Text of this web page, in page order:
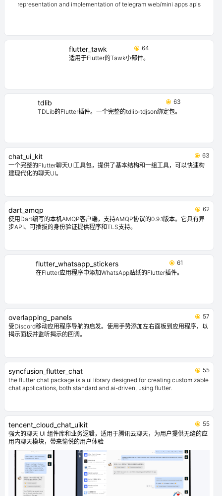
representation and implementation of telegram web/mini apps apis
flutter_tawk
64
适用于Flutter的Tawk小部件。
tdlib
63
TDLib的Flutter插件。一个完整的tdlib-tdjson绑定包。
chat_ui_kit
63
一个完整的Flutter聊天UI工具包，提供了基本结构和一组工具，可以快速构
建现代化的聊天UI。
dart_amqp
62
使用Dart编写的本机AMQP客户端，支持AMQP协议的0.9.1版本。它具有异
步API、可插拔的身份验证提供程序和TLS支持。
flutter_whatsapp_stickers
61
在Flutter应用程序中添加WhatsApp贴纸的Flutter插件。
overlapping_panels
57
受Discord移动应用程序导航的启发。使用手势添加左右面板到应用程序，以
揭示面板并监听揭示的回调。
syncfusion_flutter_chat
55
the flutter chat package is a ui library designed for creating customizable
chat applications, both standard and ai-driven, using flutter.
tencent_cloud_chat_uikit
55
强大的聊天 UI 组件库和业务逻辑，适用于腾讯云聊天，为用户提供无缝的应
用内聊天模块，带来愉悦的用户体验